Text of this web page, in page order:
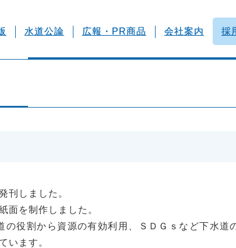
水道公論 広報・PR商品 会社案内 採
刊しました。
面を制作しました。
役割から資源の有効利用、ＳＤＧｓなど下水道
います。